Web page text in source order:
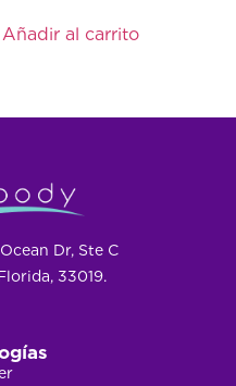
Añadir al carrito
Dr, Ste C
33019.